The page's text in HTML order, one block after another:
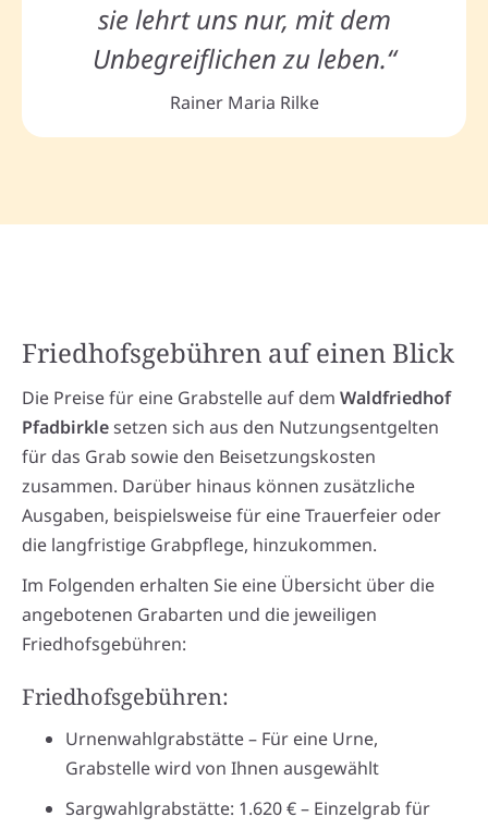
sie lehrt uns nur, mit dem
Unbegreiflichen zu leben.“
Rainer Maria Rilke
Friedhofsgebühren auf einen Blick
Die Preise für eine Grabstelle auf dem Waldfriedhof
Pfadbirklesetzen sich aus den Nutzungsentgelten
für das Grab sowie den Beisetzungskosten
zusammen. Darüber hinaus können zusätzliche
Ausgaben, beispielsweise für eine Trauerfeier oder
die langfristige Grabpflege, hinzukommen.
Im Folgenden erhalten Sie eine Übersicht über die
angebotenen Grabarten und die jeweiligen
Friedhofsgebühren:
Friedhofsgebühren:
Urnenwahlgrabstätte – Für eine Urne,
Grabstelle wird von Ihnen ausgewählt
Sargwahlgrabstätte: 1.620 € – Einzelgrab für